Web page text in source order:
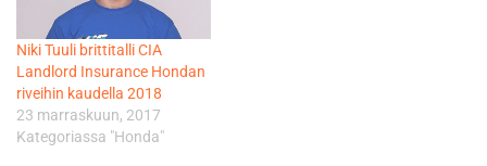
villin kortin MM-osakilpailua
syksyllä 2016 vakuuttivat
näytöillään sekä Kallio
Racingin väen että
Yamahan, joka solmi tallin
kanssa…
Niki Tuuli brittitalli CIA
Landlord Insurance Hondan
riveihin kaudella 2018
23 marraskuun, 2017
Kategoriassa "Honda"